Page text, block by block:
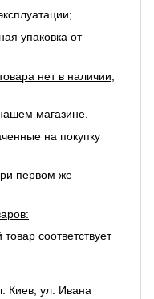
упаковка от
нет в наличии,
магазине.
на покупку
первом же
соответствует
Киев, ул. Ивана